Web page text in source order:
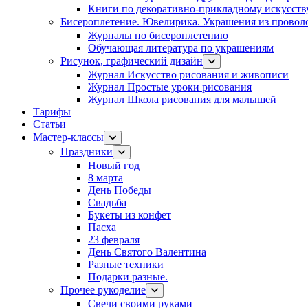
Книги по декоративно-прикладному
Бисероплетение. Ювелирика. Украшения из
Журналы по бисероплетению
Обучающая литература по украшениям
Рисунок, графический дизайн
Журнал Искусство рисования и живописи
Журнал Простые уроки рисования
Журнал Школа рисования для малышей
Тарифы
Статьи
Мастер-классы
Праздники
Новый год
8 марта
День Победы
Свадьба
Букеты из конфет
Пасха
23 февраля
День Святого Валентина
Разные техники
Подарки разные.
Прочее рукоделие
Свечи своими руками